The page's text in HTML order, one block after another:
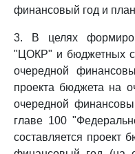
финансовый год и
3. В целях
"ЦОКР" и бюджетных
очередной
проекта бюджета на
очередной
главе 100
составляется проект